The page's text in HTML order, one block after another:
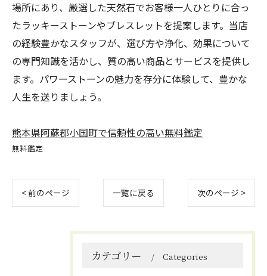
場所にあり、厳選した天然石でお客様一人ひとりに合っ
たラッキーストーンやブレスレットを提案します。当店
の経験豊かなスタッフが、選び方や浄化、効果について
の専門知識を活かし、質の高い商品とサービスを提供し
ます。パワーストーンの魅力を存分に体験して、豊かな
人生を送りましょう。
熊本県阿蘇郡小国町で信頼性の高い無料鑑定
無料鑑定
< 前のページ 一覧に戻る 次のページ >
カテゴリー Categories